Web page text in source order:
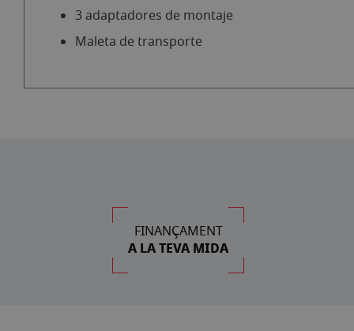
3 adaptadores de montaje
Maleta de transporte
FINANÇAMENT
A LA TEVA MIDA